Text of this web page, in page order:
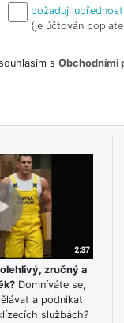
požaduji
(je účtován
s Obchodními
zručný a
Domníváte se,
a podnikat
službách?